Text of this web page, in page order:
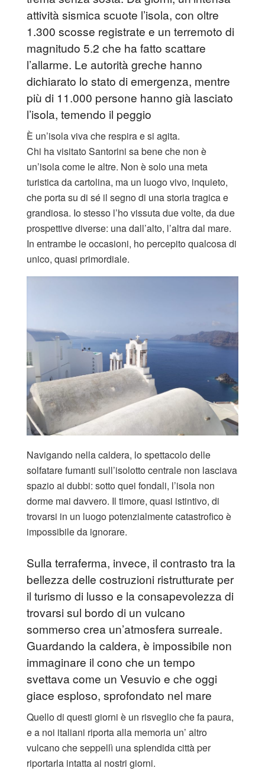
attività sismica scuote l’isola, con oltre
1.300 scosse registrate e un terremoto di
magnitudo 5.2 che ha fatto scattare
l’allarme. Le autorità greche hanno
dichiarato lo stato di emergenza, mentre
più di 11.000 persone hanno già lasciato
l’isola, temendo il peggio
È un’isola viva che respira e si agita.
Chi ha visitato Santorini sa bene che non è
un’isola come le altre. Non è solo una meta
turistica da cartolina, ma un luogo vivo, inquieto,
che porta su di sé il segno di una storia tragica e
grandiosa. Io stesso l’ho vissuta due volte, da due
prospettive diverse: una dall’alto, l’altra dal mare.
In entrambe le occasioni, ho percepito qualcosa di
unico, quasi primordiale.
Navigando nella caldera, lo spettacolo delle
solfatare fumanti sull’isolotto centrale non lasciava
spazio ai dubbi: sotto quei fondali, l’isola non
dorme mai davvero. Il timore, quasi istintivo, di
trovarsi in un luogo potenzialmente catastrofico è
impossibile da ignorare.
Sulla terraferma, invece, il contrasto tra la
bellezza delle costruzioni ristrutturate per
il turismo di lusso e la consapevolezza di
trovarsi sul bordo di un vulcano
sommerso crea un’atmosfera surreale.
Guardando la caldera, è impossibile non
immaginare il cono che un tempo
svettava come un Vesuvio e che oggi
giace esploso, sprofondato nel mare
Quello di questi giorni è un risveglio che fa paura,
e a noi italiani riporta alla memoria un’ altro
vulcano che seppellì una splendida città per
riportarla intatta ai nostri giorni.